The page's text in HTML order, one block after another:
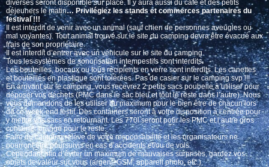
diverses seront disponible sur place. Il y aura aussi du café et des petits
déjeuners le matin… Privilégiez les stands et commerces partenaires du
festival !!!
Il est interdit de venir avec un animal (sauf chien de personnes aveugles ou
mal voyantes). Tout animal trouvé sur le site du camping devra être évacué aux
frais de son propriétaire.
Il est interdit d’entrer avec un véhicule sur le site du camping.
Tous les systèmes de sonorisation intempestifs sont interdits.
Les bouteilles, bocaux ou tous récipients en verre sont interdits. Les canettes
et bouteilles en plastique sont tolérées. Pas de casier sur le camping svp !!!
En arrivant sur le camping, vous recevrez 2 petits sacs poubelle à utiliser pour
déposer vos déchets (PMC dans le sac bleu et tout le reste dans l’autre). Nous
vous demandons de les utiliser au maximum pour le bien être de chacun lors
de ce week-end festif. Des containers seront à votre disposition à l’entrée pour
y mettre vos sacs en retournant. Les 770l seront pour les PMC et l’autre gros
container orange pour le reste.
Faire du camping relève de votre responsabilité et les organisateurs ne
pourront être poursuivis en cas d’accidents et/ou de vols.
Cependant afin d’éviter un maximum de mauvaises surprises, gardez vos
objets de valeur sur vous (argent, GSM, appareil photo, etc.).